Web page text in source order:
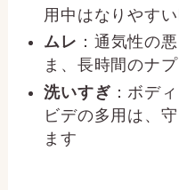
用中はなりやす
ムレ ：通気性の
ま、長時間のナ
洗いすぎ ：ボデ
ビデの多用は、
ます